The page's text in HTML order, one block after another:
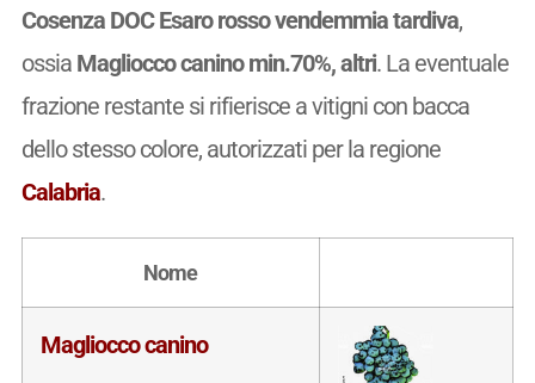
Cosenza DOC Esaro rosso vendemmia tardiva,
ossia Magliocco canino min.70%, altri. La eventuale
frazione restante si rifierisce a vitigni con bacca
dello stesso colore, autorizzati per la regione
Calabria.
Nome
Magliocco canino